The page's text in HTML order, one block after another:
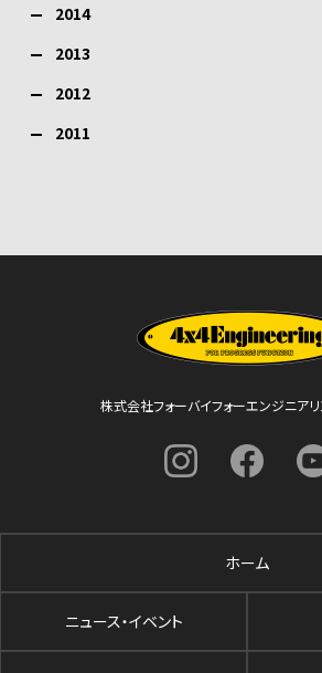
2014
2013
2012
2011
株式会社フォーバイフォーエンジニア
ホーム
ニュース・イベント